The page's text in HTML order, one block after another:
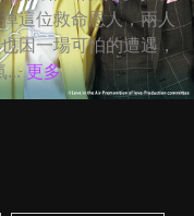
這位救命恩人，兩人
因一場可怕的遭遇，
... 更多